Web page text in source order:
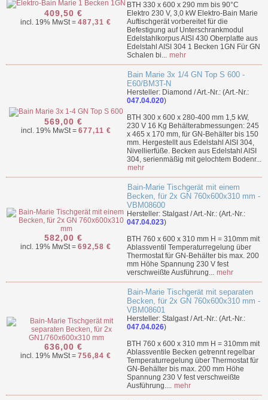
409,50 €
incl. 19% MwSt = 487,31 €
BTH 330 x 600 x 290 mm bis 90°C
Elektro 230 V, 3,0 kW Elektro-Bain Marie
Auftischgerät vorbereitet für die
Befestigung auf Unterschrankmodul
Edelstahlkorpus AISI 430 Oberplatte aus
Edelstahl AISI 304 1 Becken 1GN Für GN
Schalen bi... mehr
569,00 €
incl. 19% MwSt = 677,11 €
Bain Marie 3x 1/4 GN Top S 600 -
E60/BM3T-N
Hersteller: Diamond / Art.-Nr.: (Art.-Nr.:
047.04.020)
BTH 300 x 600 x 280-400 mm 1,5 kW,
230 V 16 Kg Behälterabmessungen: 245
x 465 x 170 mm, für GN-Behälter bis 150
mm. Hergestellt aus Edelstahl AISI 304,
Nivellierfüße. Becken aus Edelstahl AISI
304, serienmäßig mit gelochtem Bodenr...
mehr
582,00 €
incl. 19% MwSt = 692,58 €
Bain-Marie Tischgerät mit einem
Becken, für 2x GN 760x600x310 mm -
VBM08600
Hersteller: Stalgast / Art.-Nr.: (Art.-Nr.:
047.04.023)
BTH 760 x 600 x 310 mm H = 310mm mit
Ablassventil Temperaturregelung über
Thermostat für GN-Behälter bis max. 200
mm Höhe Spannung 230 V fest
verschweißte Ausführung... mehr
636,00 €
incl. 19% MwSt = 756,84 €
Bain-Marie Tischgerät mit separaten
Becken, für 2x GN 760x600x310 mm -
VBM08601
Hersteller: Stalgast / Art.-Nr.: (Art.-Nr.:
047.04.026)
BTH 760 x 600 x 310 mm H = 310mm mit
Ablassventile Becken getrennt regelbar
Temperaturregelung über Thermostat für
GN-Behälter bis max. 200 mm Höhe
Spannung 230 V fest verschweißte
Ausführung.... mehr